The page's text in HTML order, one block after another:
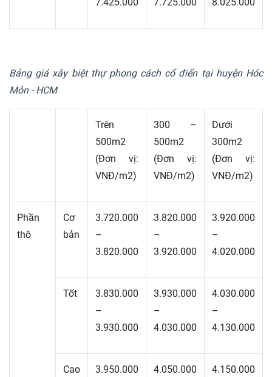
Bảng giá xây biệt thự phong cách cổ điển tại huyện Hóc
Môn - HCM
Trên
500m2
(Đơn vị:
VNĐ/m2)
300 –
500m2
(Đơn vị:
VNĐ/m2)
Dưới
300m2
(Đơn vị:
VNĐ/m2)
Phần
thô
Cơ
bản
3.720.000
–
3.820.000
3.820.000
–
3.920.000
3.920.000
–
4.020.000
Tốt
3.830.000
–
3.930.000
3.930.000
–
4.030.000
4.030.000
–
4.130.000
Cao
3.950.000
4.050.000
4.150.000